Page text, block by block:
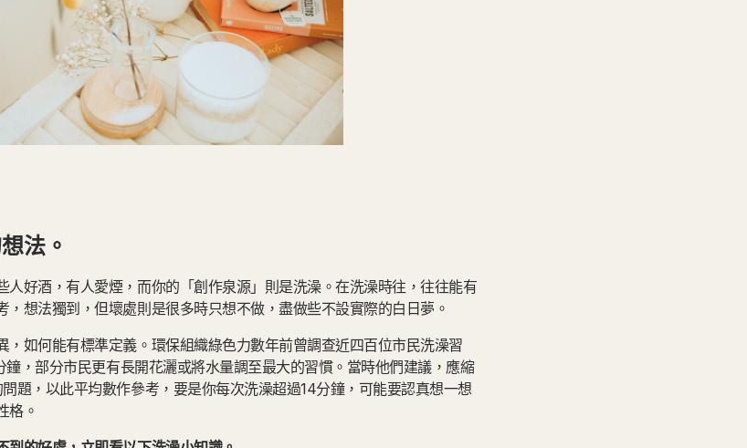
法。
人好酒，有人愛煙，而你的「創作泉源」則是洗澡。在洗澡時往，往往能有
想法獨到，但壞處則是很多時只想不做，盡做些不設實際的白日夢。
，如何能有標準定義。環保組織綠色力數年前曾調查近四百位市民洗澡習
，部分市民更有長開花灑或將水量調至最大的習慣。當時他們建議，應縮
題，以此平均數作參考，要是你每次洗澡超過14分鐘，可能要認真想一想
格。